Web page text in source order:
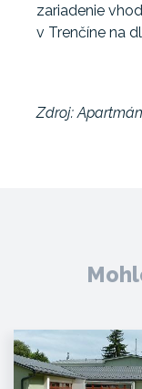
zariadenie
v Trenčíne na
Zdroj: